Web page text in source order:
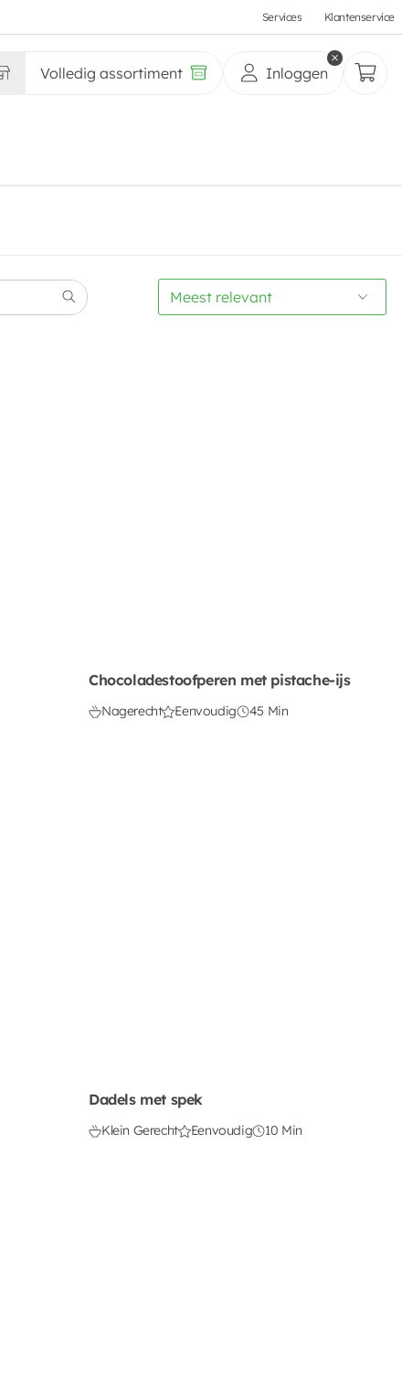
Services Klantenservice
Volledig assortiment Inloggen
Chocoladestoofperen met pistache-ijs
Nagerecht Eenvoudig 45 Min
Dadels met spek
Klein Gerecht Eenvoudig 10 Min